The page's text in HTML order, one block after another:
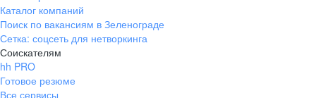
Каталог компаний
Поиск по вакансиям в Зеленограде
Сетка: соцсеть для нетворкинга
Соискателям
hh PRO
Готовое резюме
Все сервисы